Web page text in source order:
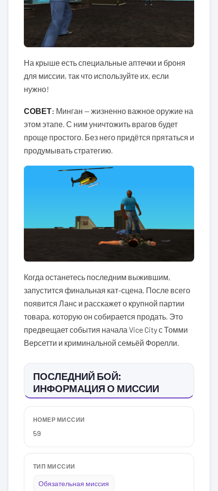
На крыше есть специальные аптечки и броня
для миссии, так что используйте их, если
нужно!
СОВЕТ: Минган — жизненно важное оружие на
этом этапе. С ним уничтожить врагов будет
проще простого. Без него придётся прятаться и
продумывать стратегию.
Когда останетесь последним выжившим,
запустится финальная кат-сцена. После всего
появится Ланс и расскажет о крупной партии
товара, которую он собирается продать. Это
предвещает события начала Vice City с Томми
Версетти и криминальной семьёй Форелли.
ПОСЛЕДНИЙ БОЙ:
ИНФОРМАЦИЯ О МИССИИ
НОМЕР МИССИИ
59
ТИП МИССИИ
Обязательная миссия